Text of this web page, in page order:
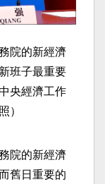
院的新經濟
班子最重要
央經濟工作
）
院的新經濟
舊日重要的